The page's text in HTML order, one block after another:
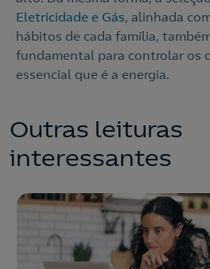
Nós ligamos!
Eletricidade e Gás, alinhada
hábitos de cada família,
fundamental para controlar os
essencial que é a energia.
Outras leituras
interessantes